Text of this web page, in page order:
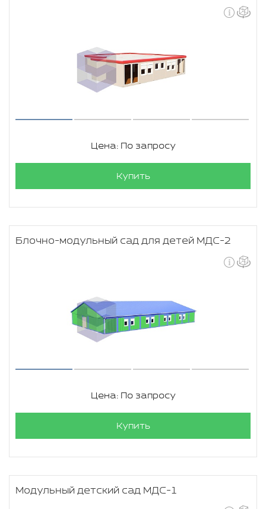
Цена: По запросу
Купить
Блочно-модульный сад для детей МДС-2
Цена: По запросу
Купить
Модульный детский сад МДС-1